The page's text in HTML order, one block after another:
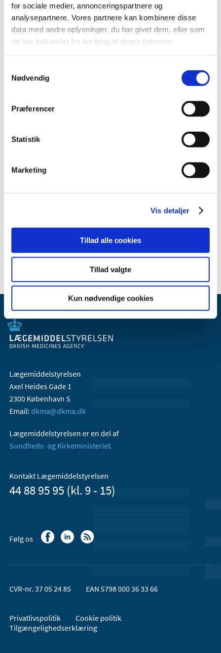
for sociale medier, annonceringspartnere og
analysepartnere. Vores partnere kan kombinere disse
data med andre oplysninger, du har givet dem, eller som
de har indsamlet fra din brug af deres tjenester.
Nødvendig
Præferencer
Statistik
Marketing
Vis detaljer
Tillad alle cookies
Tillad valgte
Kun nødvendige cookies
2023 (3)
2022 (1)
2021 (1)
2020 (1)
2018 (5)
2016 (10)
2014 (8)
2012 (7)
2010 (1)
Lægemiddelstyrelsen
Axel Heides Gade 1
2300 København S
Email: dkma@dkma.dk
Lægemiddelstyrelsen er en del af
Sundheds- og Kirkeministeriet.
Kontakt Lægemiddelstyrelsen
44 88 95 95 (kl. 9 - 15)
Følg os
CVR-nr. 37 05 24 85 EAN 5798 000 36 33 66
Privatlivspolitik
Cookie politik
Tilgængelighedserklæring